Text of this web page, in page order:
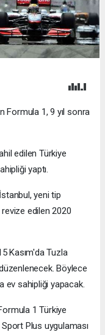
Formula 1, 9 yıl sonra
edilen Türkiye
yaptı.
yeni tip
edilen 2020
Kasım'da Tuzla
Böylece
ev sahipliği yapacak.
1 Türkiye
Plus uygulaması